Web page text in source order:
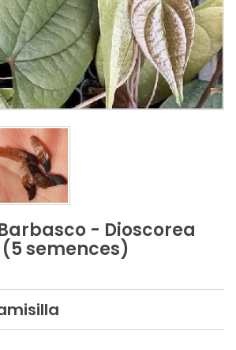
- Dioscorea
semences)